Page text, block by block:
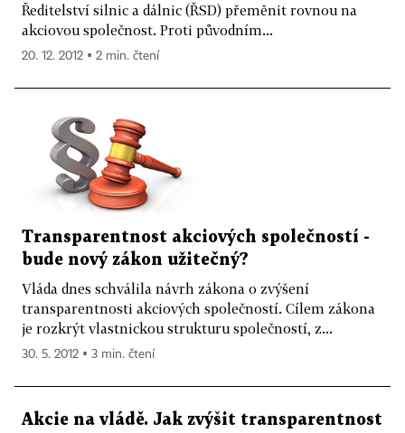
Ředitelství silnic a dálnic (ŘSD) přeměnit rovnou na
akciovou společnost. Proti původním...
20. 12. 2012 ▪ 2 min. čtení
Transparentnost akciových společností -
bude nový zákon užitečný?
Vláda dnes schválila návrh zákona o zvýšení
transparentnosti akciových společností. Cílem zákona
je rozkrýt vlastnickou strukturu společností, z...
30. 5. 2012 ▪ 3 min. čtení
Akcie na vládě. Jak zvýšit transparentnost